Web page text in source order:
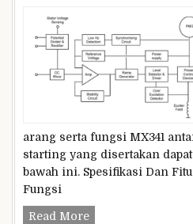
arang serta fungsi MX341
starting yang disertakan
bawah ini. Spesifikasi Dan
Fungsi
Read MoreSpesifikasi